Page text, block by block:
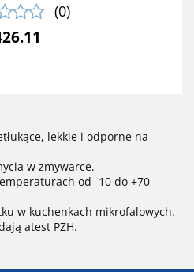
(0)
lekkie i odporne na
w zmywarce.
od -10 do +70
w kuchenkach mikrofalowych.
atest PZH.